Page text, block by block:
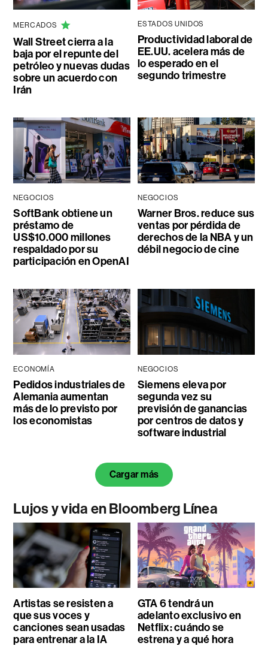
MERCADOS
Wall Street cierra a la
baja por el repunte del
petróleo y nuevas dudas
sobre un acuerdo con
Irán
ESTADOS UNIDOS
Productividad laboral de
EE.UU. acelera más de
lo esperado en el
segundo trimestre
NEGOCIOS
SoftBank obtiene un
préstamo de
US$10.000 millones
respaldado por su
participación en OpenAI
NEGOCIOS
Warner Bros. reduce sus
ventas por pérdida de
derechos de la NBA y un
débil negocio de cine
ECONOMÍA
Pedidos industriales de
Alemania aumentan
más de lo previsto por
los economistas
NEGOCIOS
Siemens eleva por
segunda vez su
previsión de ganancias
por centros de datos y
software industrial
Cargar más
Lujos y vida en Bloomberg Línea
Artistas se resisten a
que sus voces y
canciones sean usadas
para entrenar a la IA
GTA 6 tendrá un
adelanto exclusivo en
Netflix: cuándo se
estrena y a qué hora